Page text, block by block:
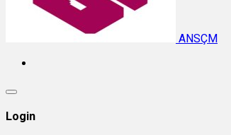
ANSÇM
Login